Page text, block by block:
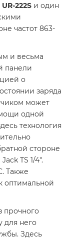
UR-222S и один
частот 863-
и весьма
панели
о
заряда
может
одной
технология
стороне
TS 1/4".
Также
оптимальной
прочного
для него
Здесь